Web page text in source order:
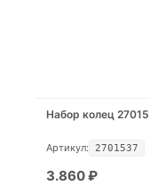
Набор колец
Артикул: 2701537
3.860₽